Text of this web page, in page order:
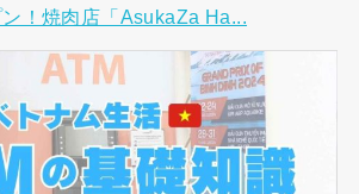
！焼肉店「AsukaZa Ha...